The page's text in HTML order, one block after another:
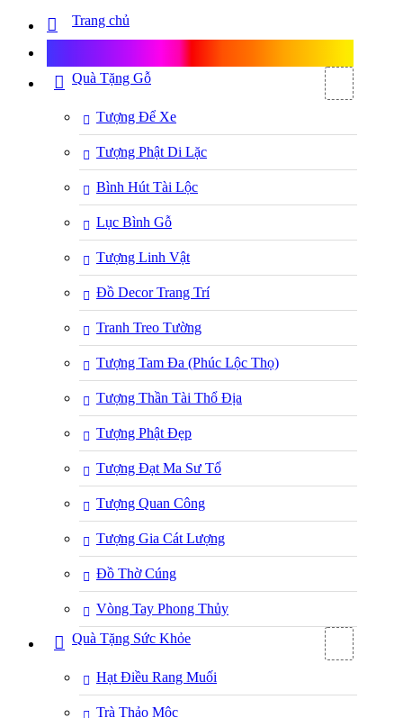
Trang chủ
Quà Tặng Gỗ
Tượng Để Xe
Tượng Phật Di Lặc
Bình Hút Tài Lộc
Lục Bình Gỗ
Tượng Linh Vật
Đồ Decor Trang Trí
Tranh Treo Tường
Tượng Tam Đa (Phúc Lộc Thọ)
Tượng Thần Tài Thổ Địa
Tượng Phật Đẹp
Tượng Đạt Ma Sư Tổ
Tượng Quan Công
Tượng Gia Cát Lượng
Đồ Thờ Cúng
Vòng Tay Phong Thủy
Quà Tặng Sức Khỏe
Hạt Điều Rang Muối
Trà Thảo Mộc